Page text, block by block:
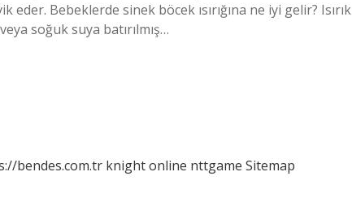
Bebeklerde sinek böcek ısırığına ne iyi gelir? Isırık
soğuk suya batırılmış…
bendes.com.tr knight online nttgame Sitemap